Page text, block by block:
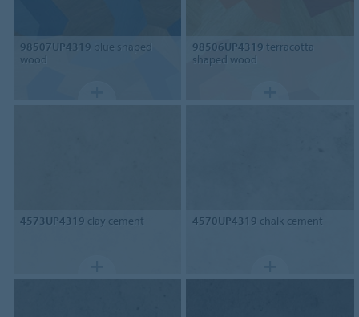
98507UP4319 blue shaped
wood
98506UP4319 terracotta
shaped wood
4573UP4319 clay cement 4570UP4319 chalk cement